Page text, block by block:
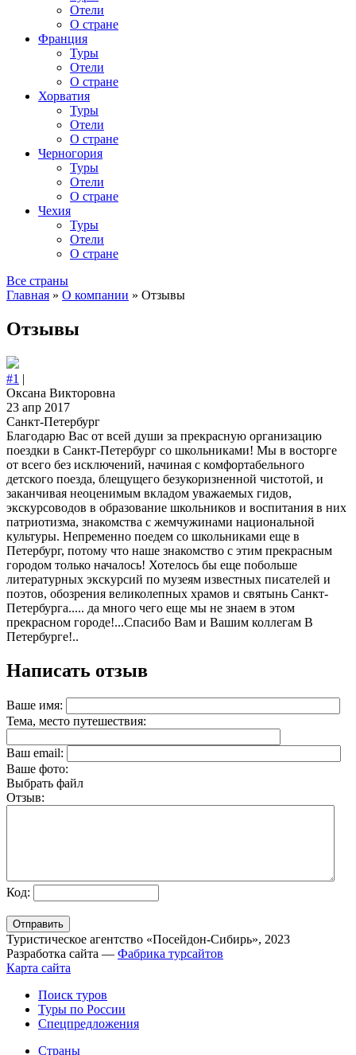
Отели
О стране
Франция
Туры
Отели
О стране
Хорватия
Туры
Отели
О стране
Черногория
Туры
Отели
О стране
Чехия
Туры
Отели
О стране
Все страны
Главная » О компании » Отзывы
Отзывы
#1 |
Оксана Викторовна
23 апр 2017
Санкт-Петербург
Благодарю Вас от всей души за прекрасную организацию
поездки в Санкт-Петербург со школьниками! Мы в восторге
от всего без исключений, начиная с комфортабельного
детского поезда, блещущего безукоризненной чистотой, и
заканчивая неоценимым вкладом уважаемых гидов,
экскурсоводов в образование школьников и воспитания в них
патриотизма, знакомства с жемчужинами национальной
культуры. Непременно поедем со школьниками еще в
Петербург, потому что наше знакомство с этим прекрасным
городом только началось! Хотелось бы еще побольше
литературных экскурсий по музеям известных писателей и
поэтов, обозрения великолепных храмов и святынь Санкт-
Петербурга..... да много чего еще мы не знаем в этом
прекрасном городе!...Спасибо Вам и Вашим коллегам В
Петербурге!..
Написать отзыв
Ваше имя:
Тема, место путешествия:
Ваш email:
Ваше фото:
Выбрать файл
Отзыв:
Код:
Туристическое агентство «Посейдон-Сибирь», 2023
Разработка сайта — Фабрика турсайтов
Карта сайта
Поиск туров
Туры по России
Спецпредложения
Страны